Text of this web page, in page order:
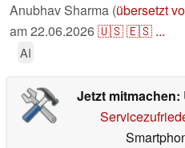
Anubhav Sharma (übersetzt
am22.06.2026🇺🇸🇪🇸 ...
AI
Jetzt mitmachen: